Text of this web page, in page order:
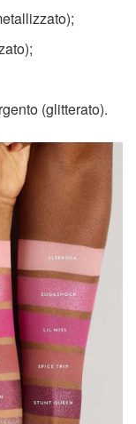
(glitterato).